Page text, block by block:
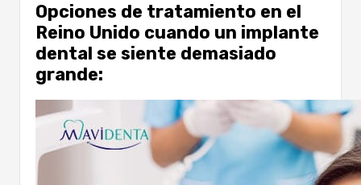
Opciones de tratamiento en el
Reino Unido cuando un implante
dental se siente demasiado
grande: